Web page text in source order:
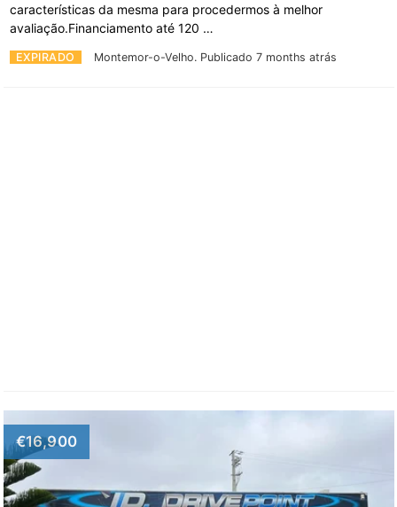
EXPIRADO Montemor-o-Velho. Publicado 7 months atrás
características da mesma para procedermos à melhor
avaliação.Financiamento até 120 …
€16,900